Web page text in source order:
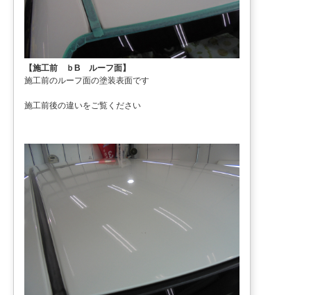
【施工前 ｂB ルーフ面】
施工前のルーフ面の塗装表面です
施工前後の違いをご覧ください